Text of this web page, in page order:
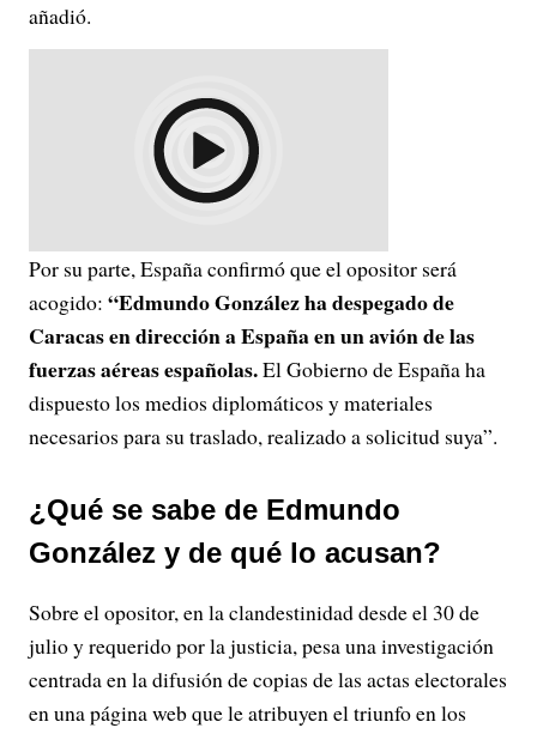
añadió.
Por su parte, España confirmó que el opositor será
acogido: “Edmundo González ha despegado de
Caracas en dirección a España en ​un avión de las
fuerzas aéreas españolas.El Gobierno de España ha
dispuesto los medios diplomáticos y materiales
necesarios para su traslado, realizado a solicitud suya”.
¿Qué se sabe de Edmundo
González y de qué lo acusan?
Sobre el opositor, en la clandestinidad desde el 30 de
julio y requerido por la justicia, pesa una investigación
centrada en la difusión de copias de las actas electorales
en una página web que le atribuyen el triunfo en los